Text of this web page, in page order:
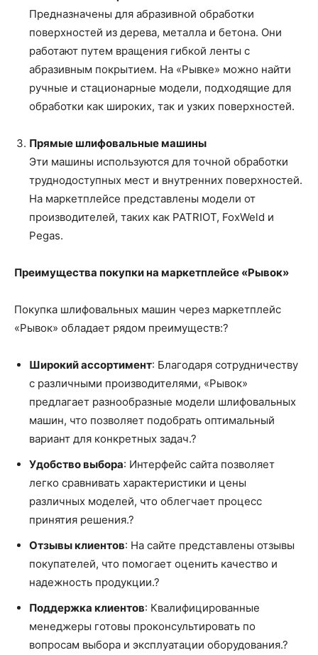
Предназначены для абразивной обработки
поверхностей из дерева, металла и бетона. Они
работают путем вращения гибкой ленты с
абразивным покрытием. На «Рывке» можно найти
ручные и стационарные модели, подходящие для
обработки как широких, так и узких поверхностей.
Прямые шлифовальные машины
Эти машины используются для точной обработки
труднодоступных мест и внутренних поверхностей.
На маркетплейсе представлены модели от
производителей, таких как PATRIOT, FoxWeld и
Pegas.
Преимущества покупки на маркетплейсе «Рывок»
Покупка шлифовальных машин через маркетплейс
«Рывок» обладает рядом преимуществ:?
Широкий ассортимент: Благодаря сотрудничеству
с различными производителями, «Рывок»
предлагает разнообразные модели шлифовальных
машин, что позволяет подобрать оптимальный
вариант для конкретных задач.?
Удобство выбора: Интерфейс сайта позволяет
легко сравнивать характеристики и цены
различных моделей, что облегчает процесс
принятия решения.?
Отзывы клиентов: На сайте представлены отзывы
покупателей, что помогает оценить качество и
надежность продукции.?
Поддержка клиентов: Квалифицированные
менеджеры готовы проконсультировать по
вопросам выбора и эксплуатации оборудования.?